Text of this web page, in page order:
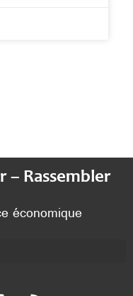
– Rassembler
économique